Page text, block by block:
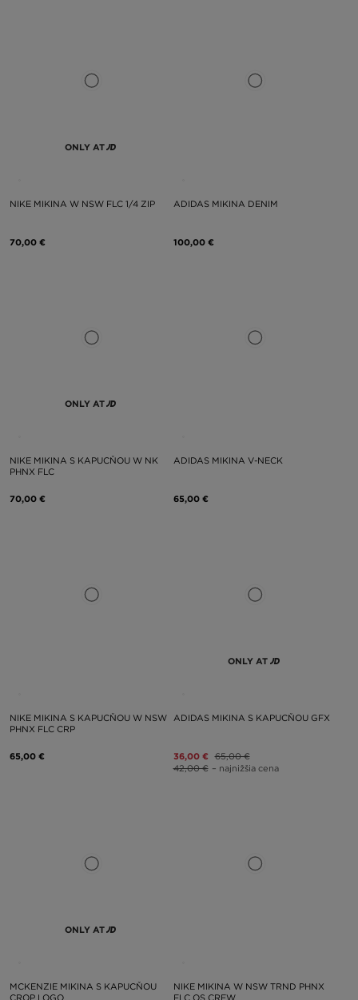
ONLY AT
NIKE MIKINA W NSW FLC 1/4 ZIP
70,00 €
ADIDAS MIKINA DENIM
100,00 €
ONLY AT
NIKE MIKINA S KAPUCŇOU W NK
PHNX FLC
70,00 €
ADIDAS MIKINA V-NECK
65,00 €
NIKE MIKINA S KAPUCŇOU W NSW
PHNX FLC CRP
65,00 €
ONLY AT
ADIDAS MIKINA S KAPUCŇOU GFX
36,00 € 65,00 €
42,00 € – najnižšia cena
ONLY AT
MCKENZIE MIKINA S KAPUCŇOU
CROP LOGO
NIKE MIKINA W NSW TRND PHNX
FLC OS CREW